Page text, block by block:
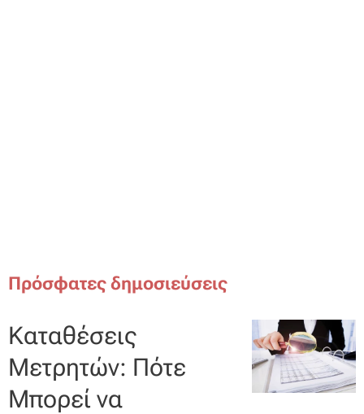
Πρόσφατες δημοσιεύσεις
Καταθέσεις
Μετρητών: Πότε
Μπορεί να